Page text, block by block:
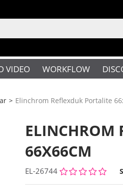
VIDEO WORKFLOW
> Elinchrom Reflexduk Portalite
ELINCHROM
66X66CM
EL-26744